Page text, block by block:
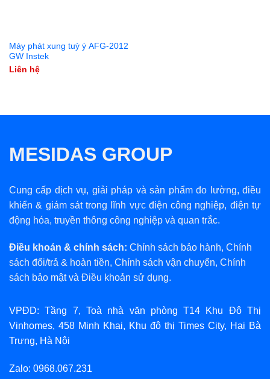
Máy phát xung tuỳ ý AFG-2012
GW Instek
Liên hệ
MESIDAS GROUP
Cung cấp dịch vụ, giải pháp và sản phẩm đo lường, điều
khiển & giám sát trong lĩnh vực điện công nghiệp, điện tự
động hóa, truyền thông công nghiệp và quan trắc.
Điều khoản & chính sách: Chính sách bảo hành, Chính
sách đổi/trả & hoàn tiền, Chính sách vận chuyển, Chính
sách bảo mậtvà Điều khoản sử dụng.
VPĐD: Tầng 7, Toà nhà văn phòng T14 Khu Đô Thị
Vinhomes, 458 Minh Khai, Khu đô thị Times City, Hai Bà
Trưng, Hà Nội
Zalo: 0968.067.231